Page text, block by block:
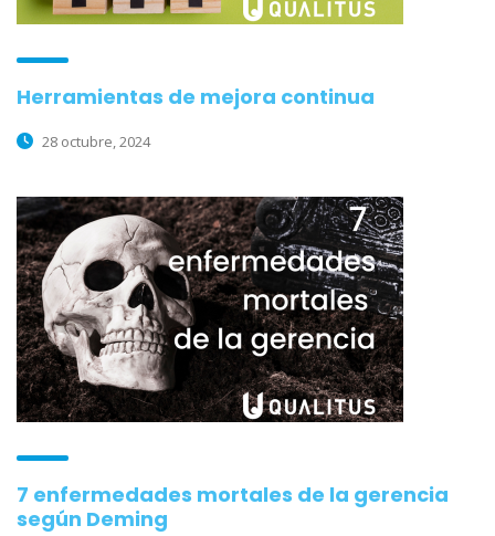
Herramientas de mejora continua
28 octubre, 2024
7 enfermedades mortales de la gerencia
según Deming